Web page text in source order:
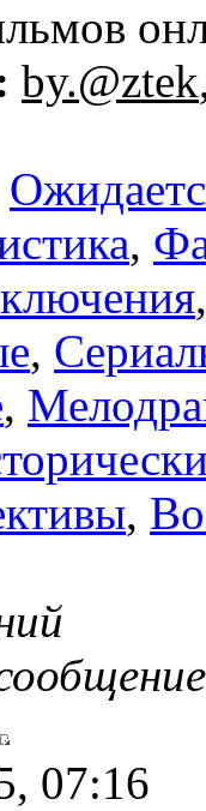
by.@ztek
,
,
,
,
07:16